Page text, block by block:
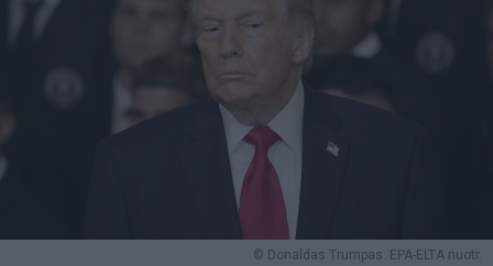
© Donaldas Trumpas. EPA-ELTA nuotr.